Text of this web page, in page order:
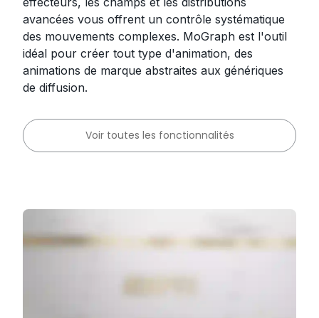
avancées vous offrent un contrôle systématique
des mouvements complexes. MoGraph est l'outil
idéal pour créer tout type d'animation, des
animations de marque abstraites aux génériques
de diffusion.
Voir toutes les fonctionnalités